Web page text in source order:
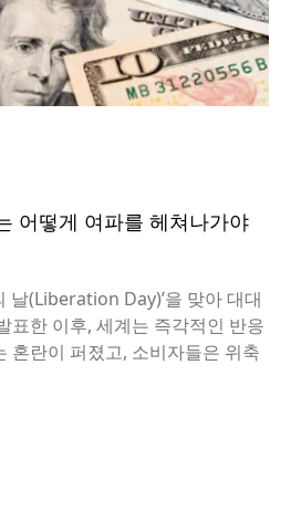
어떻게 여파를 헤쳐나가야
날(Liberation Day)’을 맞아 대대
표한 이후, 세계는 즉각적인 반응
혼란이 퍼졌고, 소비자들은 위축